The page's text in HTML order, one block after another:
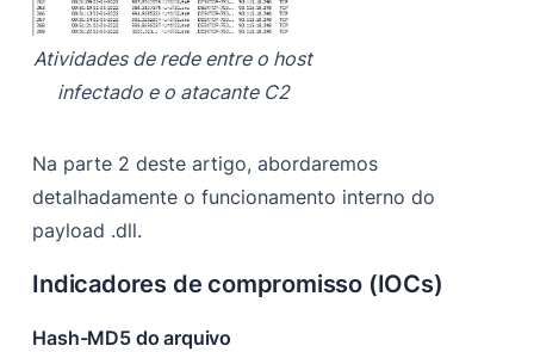
Atividades de rede entre o host
infectado e o atacante C2
Na parte 2 deste artigo, abordaremos
detalhadamente o funcionamento interno do
payload .dll.
Indicadores de compromisso (IOCs)
Hash-MD5 do arquivo